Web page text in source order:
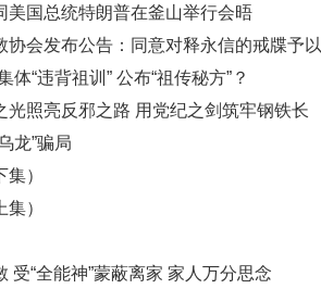
美国总统特朗普在釜山举行会晤
协会发布公告：同意对释永信的戒牒予以
体“违背祖训” 公布“祖传秘方”？
光照亮反邪之路 用党纪之剑筑牢钢铁长
龙”骗局
）
）
受“全能神”蒙蔽离家 家人万分思念